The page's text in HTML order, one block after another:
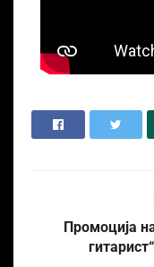
Промоција